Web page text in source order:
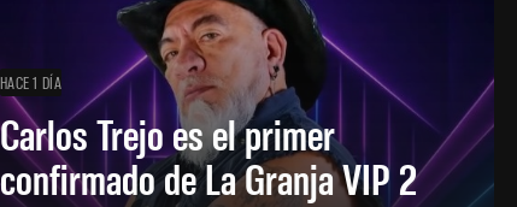
HACE 1 DÍA
Carlos Trejo es el primer
confirmado de La Granja VIP 2